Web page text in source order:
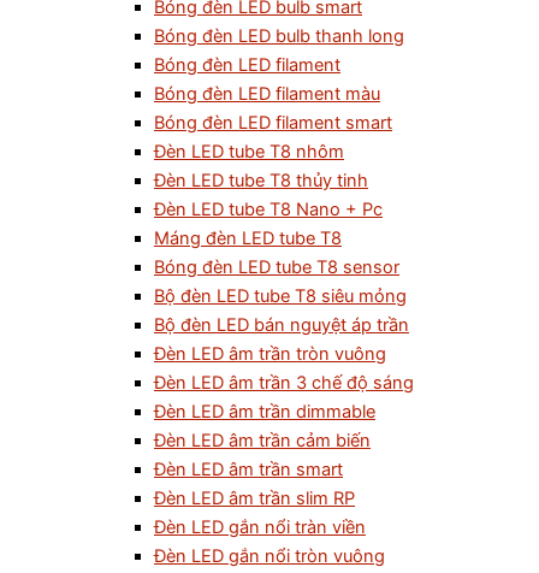
Bóng đèn LED bulb smart
Bóng đèn LED bulb thanh long
Bóng đèn LED filament
Bóng đèn LED filament màu
Bóng đèn LED filament smart
Đèn LED tube T8 nhôm
Đèn LED tube T8 thủy tinh
Đèn LED tube T8 Nano + Pc
Máng đèn LED tube T8
Bóng đèn LED tube T8 sensor
Bộ đèn LED tube T8 siêu mỏng
Bộ đèn LED bán nguyệt áp trần
Đèn LED âm trần tròn vuông
Đèn LED âm trần 3 chế độ sáng
Đèn LED âm trần dimmable
Đèn LED âm trần cảm biến
Đèn LED âm trần smart
Đèn LED âm trần slim RP
Đèn LED gắn nổi tràn viền
Đèn LED gắn nổi tròn vuông